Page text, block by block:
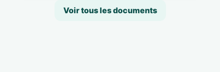
Voir tous les documents